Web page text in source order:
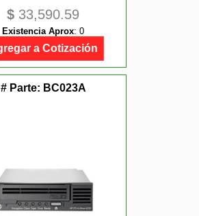
$ 33,590.59
Existencia Aprox: 0
a Cotización
# Parte: BC023A